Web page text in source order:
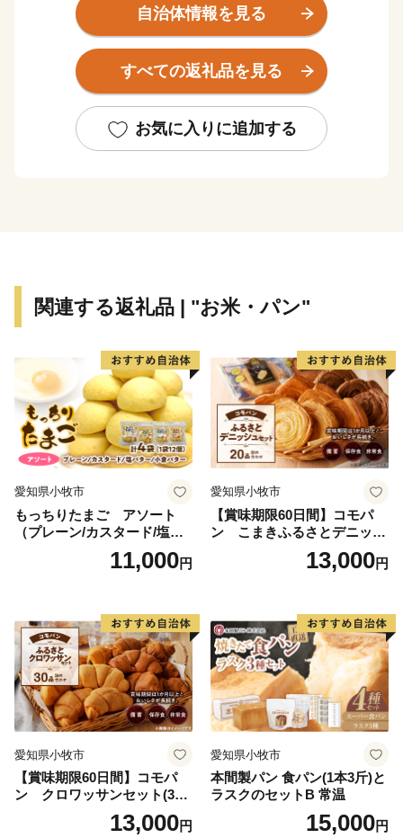
肥沃な大地では、米やみかん、野菜など多くの農産物が
栽培され、山からの栄養分をふんだんに含んだ水が流れ
着く有明海では、ムツゴロウなどの希少な生物や日本一
の海苔を育んでいます。
徳稲荷神社」や、有明海の自然を活かしたイベント「鹿
島ガタリンピック」など、訪れた人が見て、体験して、
ただき、鹿島市を応援していただけたら幸いです。
【申込・返礼品に関すること】
鹿島市ふるさと納税サポートセンター（849-1312 佐賀
県鹿島市大字納富分甲224-1）
電話番号： 050-5530-6839（受付時間9:00～17:00 土
日・祝日除く）
鹿島市役所 広報企画課 広報企画係（849-1312 佐賀県鹿
島市大字納富分2643番地1）
電話番号： 0954-63-2101 （受付時間8:30～17:15
土・日・祝除く）
メールアドレス：furusato@city.saga-kashima.lg.jp
自治体情報を見る
すべての返礼品を見る
お気に入りに追加する
関連する返礼品 | "お米・パン"
愛知県小牧市
もっちりたまご アソート
（プレーン/カスタード/塩バ
ター/小倉バター）11,000円
愛知県小牧市
【賞味期限60日間】コモパ
ン こまきふるさとデニッシ
ュセット（20個入り）／災害
用備蓄 保存食 非常食 防災グ
13,000円
愛知県小牧市
【賞味期限60日間】コモパ
ン クロワッサンセット(30
個入り)／災害用備蓄 保存食
非常食 防災グッズにも
13,000円
愛知県小牧市
本間製パン 食パン(1本3斤)と
ラスクのセットB 常温
15,000円